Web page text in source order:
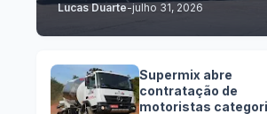
EXPERIÊNCIA
Lucas Duarte-julho 31, 2026
Supermix abre
contratação de
motoristas